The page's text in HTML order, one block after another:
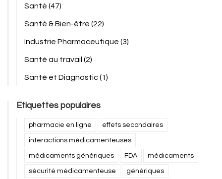
Santé (47)
Santé & Bien-être (22)
Industrie Pharmaceutique (3)
Santé au travail (2)
Santé et Diagnostic(1)
Etiquettes populaires
pharmacie en ligne effets secondaires
interactions médicamenteuses
médicaments génériques FDA médicaments
sécurité médicamenteuse génériques